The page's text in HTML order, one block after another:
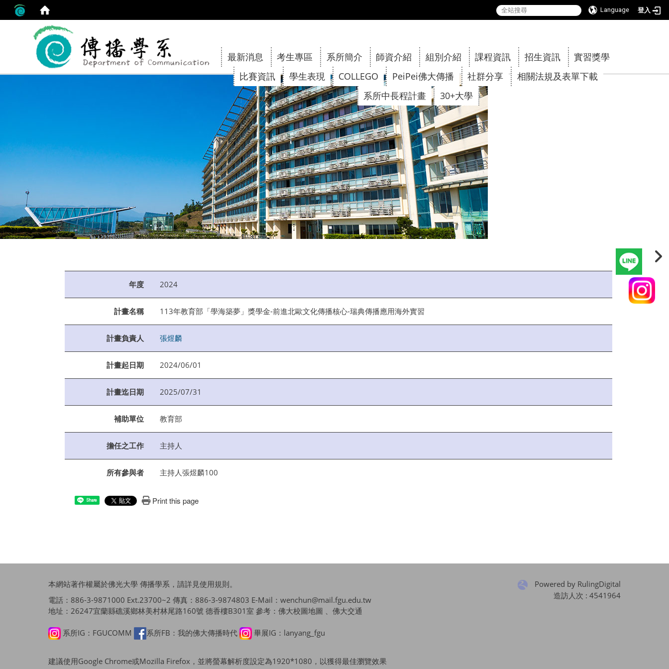
Language 登入
:::
最新消息 考生專區 系所簡介 師資介紹 組別介紹 課程資訊 招生資訊
實習獎學
比賽資訊
學生表現 COLLEGO PeiPei佛大傳播 社群分享
相關法規及表單下載
系所中長程計畫
30+大學
年度 2024
計畫名稱 113年教育部「學海築夢」獎學金-前進北歐文化傳播核心-瑞典傳播應用海外實習
計畫負責人 張煜麟
計畫起日期 2024/06/01
計畫迄日期 2025/07/31
補助單位 教育部
擔任之工作 主持人
所有參與者 主持人張煜麟100
Share Print this page
本網站著作權屬於佛光大學 傳播學系，請詳見使用規則。
電話：886-3-9871000 Ext.23700~2 傳真：886-3-9874803 E-Mail：wenchun@mail.fgu.edu.tw
地址：26247宜蘭縣礁溪鄉林美村林尾路160號 德香樓B301室 參考：佛大校圖地圖 、佛大交通
系所IG：FGUCOMM 系所FB：我的佛大傳播時代 畢展IG：lanyang_fgu
建議使用Google Chrome或Mozilla Firefox，並將螢幕解析度設定為1920*1080，以獲得最佳瀏覽效果
Powered by RulingDigital
造訪人次 : 4541964